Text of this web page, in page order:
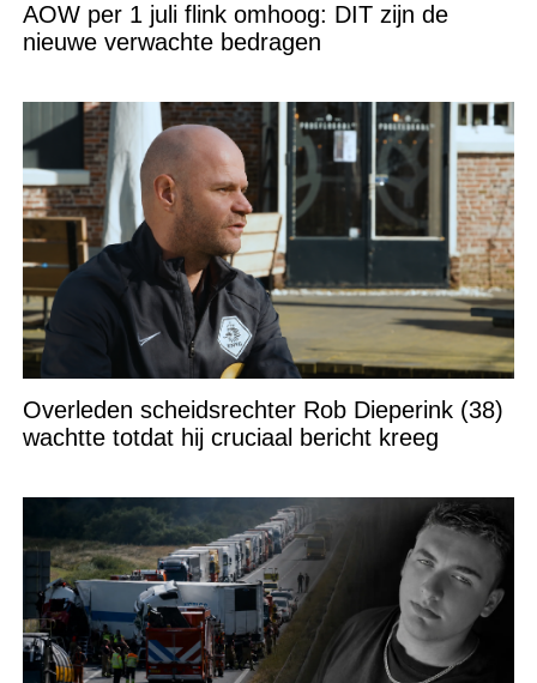
AOW per 1 juli flink omhoog: DIT zijn de
nieuwe verwachte bedragen
Overleden scheidsrechter Rob Dieperink (38)
wachtte totdat hij cruciaal bericht kreeg